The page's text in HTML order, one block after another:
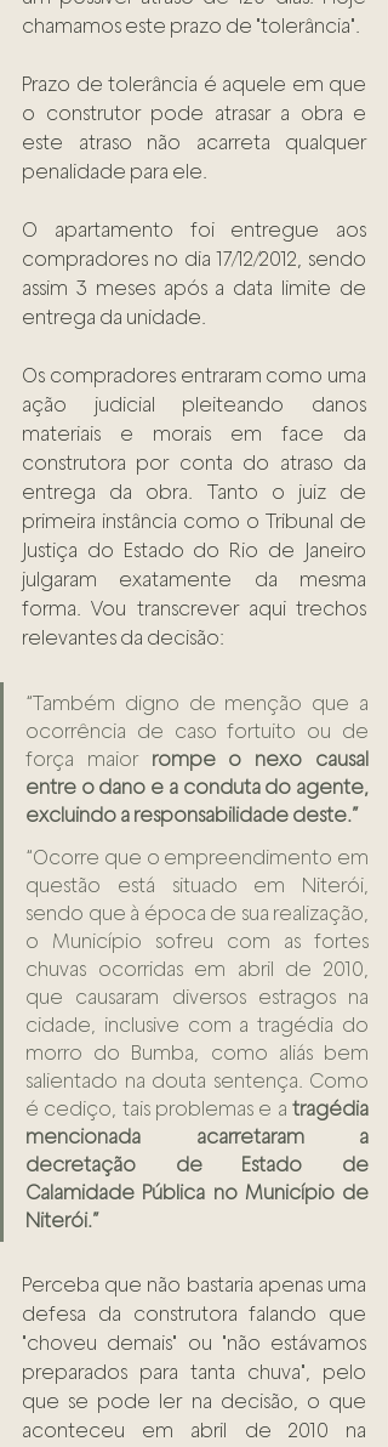
chamamos este prazo de "tolerância".
Prazo de tolerância é aquele em que
o construtor pode atrasar a obra e
este atraso não acarreta qualquer
penalidade para ele.
O apartamento foi entregue aos
compradores no dia 17/12/2012, sendo
assim 3 meses após a data limite de
entrega da unidade.
Os compradores entraram como uma
ação judicial pleiteando danos
materiais e morais em face da
construtora por conta do atraso da
entrega da obra. Tanto o juiz de
primeira instância como o Tribunal de
Justiça do Estado do Rio de Janeiro
julgaram exatamente da mesma
forma. Vou transcrever aqui trechos
relevantes da decisão:
“Também digno de menção que a
ocorrência de caso fortuito ou de
força maior rompe o nexo causal
entre o dano e a conduta do agente,
excluindo a responsabilidade deste.”
“Ocorre que o empreendimento em
questão está situado em Niterói,
sendo que à época de sua realização,
o Município sofreu com as fortes
chuvas ocorridas em abril de 2010,
que causaram diversos estragos na
cidade, inclusive com a tragédia do
morro do Bumba, como aliás bem
salientado na douta sentença. Como
é cediço, tais problemas e a tragédia
mencionada acarretaram a
decretação de Estado de
Calamidade Pública no Município de
Niterói.”
Perceba que não bastaria apenas uma
defesa da construtora falando que
"choveu demais" ou "não estávamos
preparados para tanta chuva", pelo
que se pode ler na decisão, o que
aconteceu em abril de 2010 na